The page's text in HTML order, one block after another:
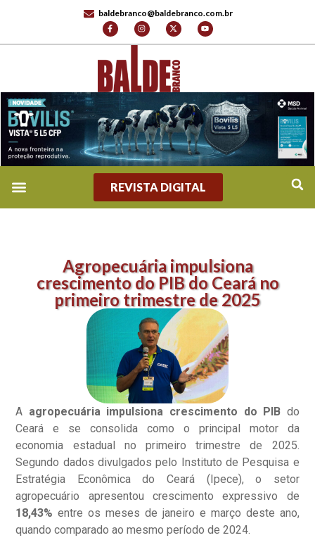
baldebranco@baldebranco.com.br
REVISTA DIGITAL
Agropecuária impulsiona
crescimento do PIB do Ceará no
primeiro trimestre de 2025
A agropecuária impulsiona crescimento do PIB do
Ceará e se consolida como o principal motor da
economia estadual no primeiro trimestre de 2025.
Segundo dados divulgados pelo Instituto de Pesquisa e
Estratégia Econômica do Ceará (Ipece), o setor
agropecuário apresentou crescimento expressivo de
18,43% entre os meses de janeiro e março deste ano,
quando comparado ao mesmo período de 2024.